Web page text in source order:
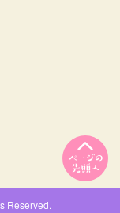
Reserved.